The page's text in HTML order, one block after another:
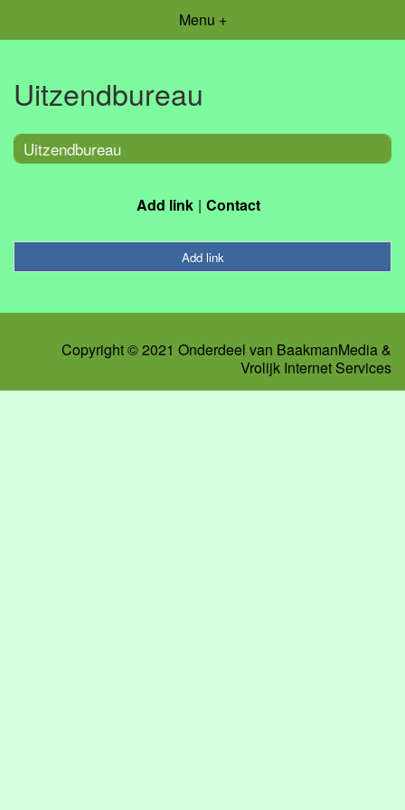
Menu +
Uitzendbureau
Uitzendbureau
Add link Contact
Add link
Copyright © 2021 Onderdeel van BaakmanMedia &
Vrolijk Internet Services